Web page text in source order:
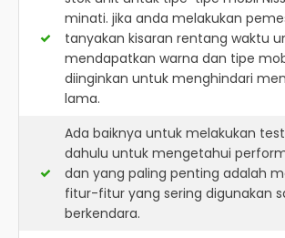
minati. jika anda melakukan
tanyakan kisaran rentang waktu
mendapatkan warna dan tipe
diinginkan untuk menghindari
lama.
Ada baiknya untuk melakukan
dahulu untuk mengetahui
dan yang paling penting adalah
fitur-fitur yang sering digunakan
berkendara.